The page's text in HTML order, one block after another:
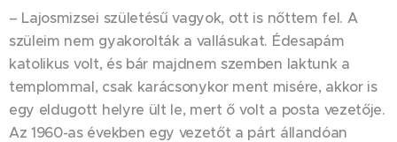
– Lajosmizsei születésű vagyok, ott is nőttem fel. A
szüleim nem gyakorolták a vallásukat. Édesapám
katolikus volt, és bár majdnem szemben laktunk a
templommal, csak karácsonykor ment misére, akkor is
egy eldugott helyre ült le, mert ő volt a posta vezetője.
Az 1960-as években egy vezetőt a párt állandóan